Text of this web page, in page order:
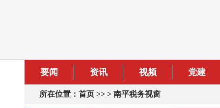
要闻 资讯 视频 党建
所在位置： 首页 >> > 南平税务视窗